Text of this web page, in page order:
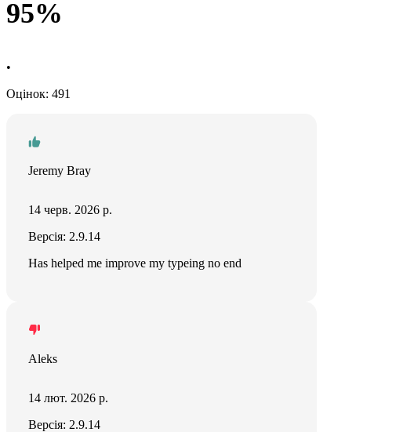
95%
•
Оцінок: 491
Jeremy Bray
14 черв. 2026 р.
Версія: 2.9.14
Has helped me improve my typeing no end
Aleks
14 лют. 2026 р.
Версія: 2.9.14